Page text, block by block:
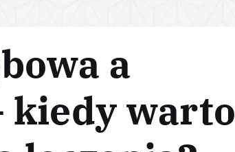
a
kiedy warto